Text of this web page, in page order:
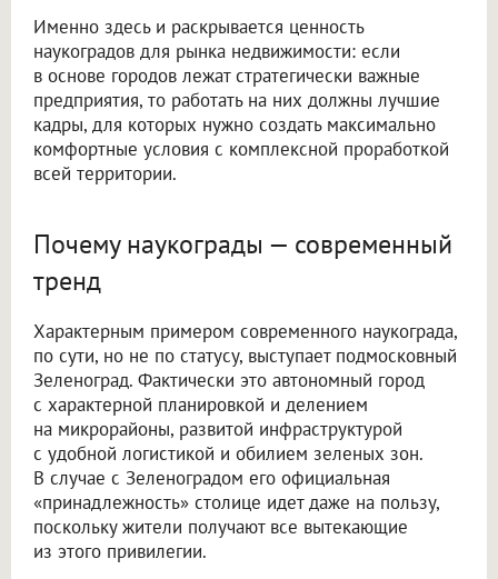
Именно здесь и раскрывается ценность
наукоградов для рынка недвижимости: если
в основе городов лежат стратегически важные
предприятия, то работать на них должны лучшие
кадры, для которых нужно создать максимально
комфортные условия с комплексной проработкой
всей территории.
Почему наукограды — современный
тренд
Характерным примером современного наукограда,
по сути, но не по статусу, выступает подмосковный
Зеленоград. Фактически это автономный город
с характерной планировкой и делением
на микрорайоны, развитой инфраструктурой
с удобной логистикой и обилием зеленых зон.
В случае с Зеленоградом его официальная
«принадлежность» столице идет даже на пользу,
поскольку жители получают все вытекающие
из этого привилегии.